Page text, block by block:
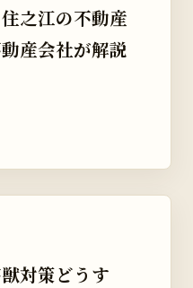
之江の不動産
産会社が解説
対策どうす